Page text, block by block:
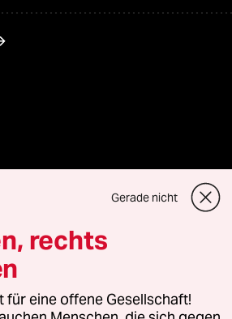
Vertriebs GmbH
rechtlichen Fragen oder für Genehmigungen
lizenzen@taz.de
Gerade nicht
rechts
eine offene Gesellschaft!